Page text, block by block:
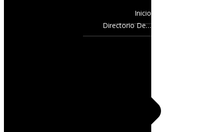
Inicio
Directorio De…